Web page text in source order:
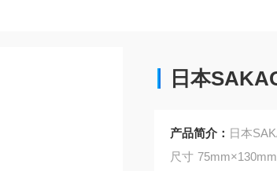
日本
产品简介： 日本
尺寸